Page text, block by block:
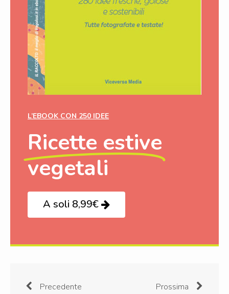
L’EBOOK CON 250 IDEE
Ricette estive
vegetali
A soli 8,99€
Precedente Prossima